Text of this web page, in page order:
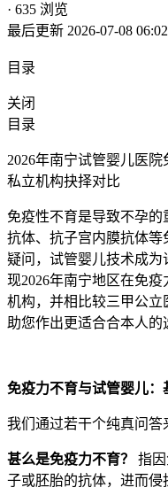
· 635 浏览
最后更新 2026-07-08
目录
关闭
目录
2026年南宁试管婴儿医
私立机构抉择对比
免疫性不育是导致不孕
抗体、抗子宫内膜抗体
疑问，试管婴儿技术成
现2026年南宁地区在免
机构，并相比较三甲公
助您作出更适合合本人的
免疫力不育与试管婴儿：
我们通过若干个纯真问答
甚么是免疫力不育？
指
子或胚胎的抗体，进而侵